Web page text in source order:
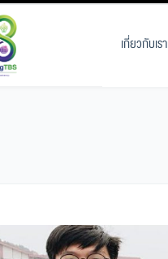
เกี่ยวกับเรา